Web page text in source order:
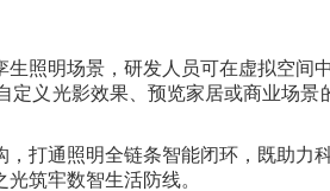
照明场景，研发人员可在虚拟空间
义光影效果、预览家居或商业场景
打通照明全链条智能闭环，既助力
筑牢数智生活防线。